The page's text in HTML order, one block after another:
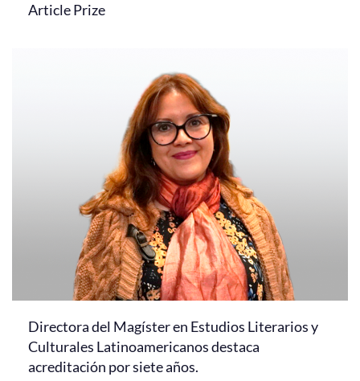
Article Prize
Directora del Magíster en Estudios Literarios y
Culturales Latinoamericanos destaca
acreditación por siete años.